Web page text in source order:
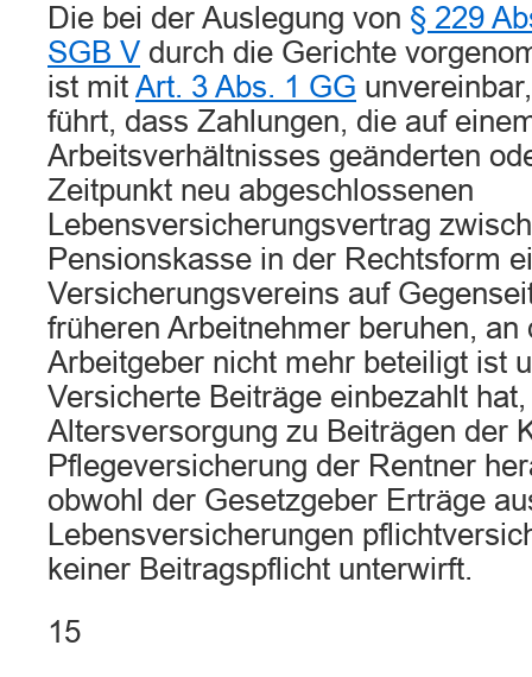
Die bei der Auslegung von § 229
SGB V durch die Gerichte
ist mit Art. 3 Abs. 1 GG
führt, dass Zahlungen, die auf
Arbeitsverhältnisses geänderten
Zeitpunkt neu abgeschlossenen
Lebensversicherungsvertrag
Pensionskasse in der Rechtsform
Versicherungsvereins auf
früheren Arbeitnehmer beruhen, an
Arbeitgeber nicht mehr beteiligt ist
Versicherte Beiträge einbezahlt
Altersversorgung zu Beiträgen der
Pflegeversicherung der Rentner
obwohl der Gesetzgeber Erträge
Lebensversicherungen
keiner Beitragspflicht unterwirft.
15